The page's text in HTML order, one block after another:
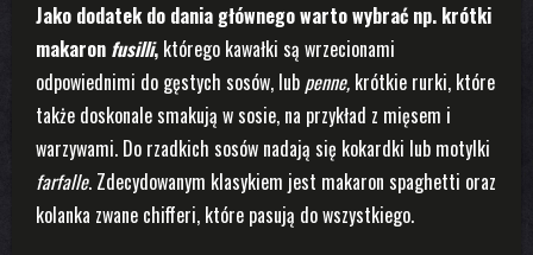
Jako dodatek do dania głównego warto wybrać np. krótki
makaron fusilli, którego kawałki są wrzecionami
odpowiednimi do gęstych sosów, lub penne, krótkie rurki, które
także doskonale smakują w sosie, na przykład z mięsem i
warzywami. Do rzadkich sosów nadają się kokardki lub motylki
farfalle. Zdecydowanym klasykiem jest makaron spaghetti oraz
kolanka zwane chifferi, które pasują do wszystkiego.